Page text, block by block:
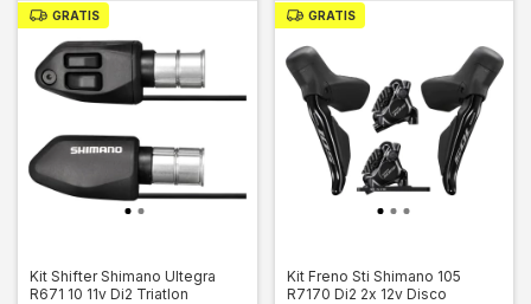
GRATIS
Kit Shifter Shimano Ultegra
R671 10 11v Di2 Triatlon
GRATIS
Kit Freno Sti Shimano 105
R7170 Di2 2x 12v Disco